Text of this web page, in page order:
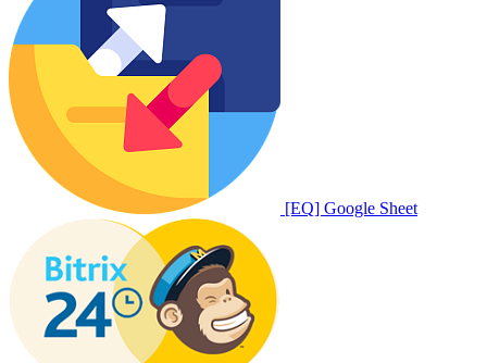
[EQ] Google Sheet